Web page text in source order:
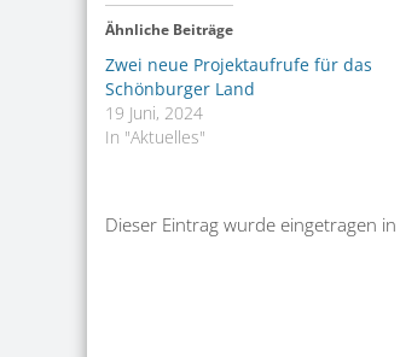
Ähnliche Beiträge
Zwei neue Projektaufrufe für das
Schönburger Land
19 Juni, 2024
In "Aktuelles"
Dieser Eintrag wurde eingetragen in